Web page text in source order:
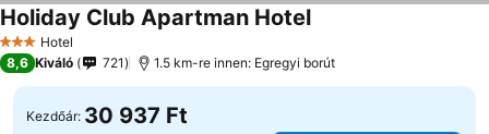
3 Kategória
Hotel
Holiday Club Apartman HotelÁrak megjelenítése
8,6 Kiváló 721 1.5 km-re innen: Egregyi borút
Kezdőár: 30 937 Ft